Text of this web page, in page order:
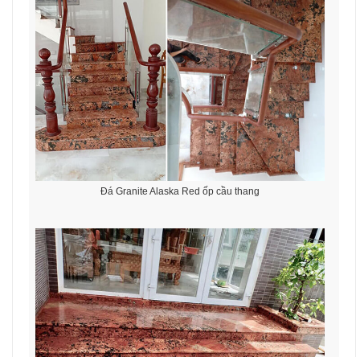
Đá Granite Alaska Red ốp cầu thang